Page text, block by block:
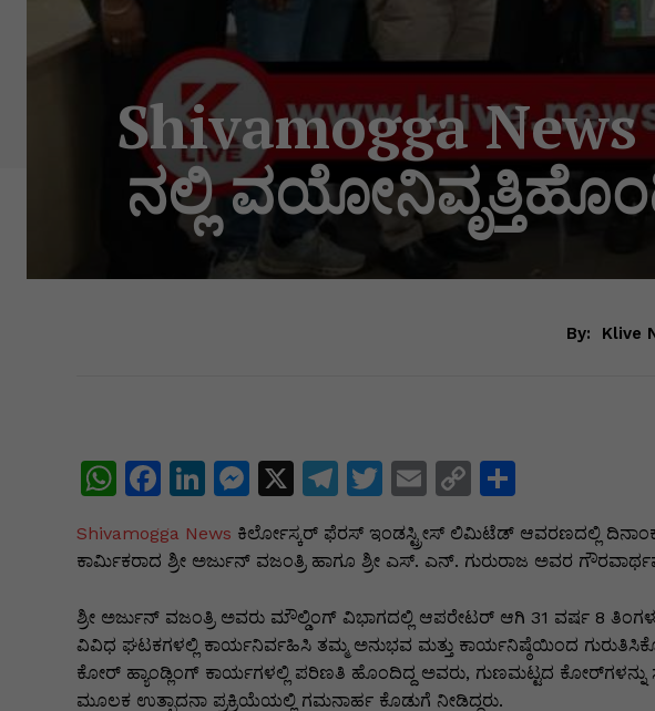
Shivamogga
ನಲ್ಲಿ
By: Klive
W
at
A
p
p
F
c
e
b
o
o
Li
k
dI
n
M
e
s
e
n
g
X
T
e
gr
a
m
T
itt
E
ai
C
o
p
Li
n
k
S
ar
Shivamogga News ಕಿರ್ಲೋಸ್ಕರ್ ಫೆರಸ್ ಇಂಡಸ್ಟ್ರೀಸ್ ಲಿಮಿಟೆಡ್ ಆವರಣದಲ್ಲಿ
ಕಾರ್ಮಿಕರಾದ ಶ್ರೀ ಅರ್ಜುನ್ ವಜಂತ್ರಿ ಹಾಗೂ ಶ್ರೀ ಎಸ್. ಎನ್. ಗುರುರಾಜ ಅವರ
ಶ್ರೀ ಅರ್ಜುನ್ ವಜಂತ್ರಿ ಅವರು ಮೌಲ್ಡಿಂಗ್ ವಿಭಾಗದಲ್ಲಿ ಆಪರೇಟರ್ ಆಗಿ 31 ವರ್ಷ 8
ವಿವಿಧ ಘಟಕಗಳಲ್ಲಿ ಕಾರ್ಯನಿರ್ವಹಿಸಿ ತಮ್ಮ ಅನುಭವ ಮತ್ತು ಕಾರ್ಯನಿಷ್ಠೆಯಿಂದ
ಕೋರ್ ಹ್ಯಾಂಡ್ಲಿಂಗ್ ಕಾರ್ಯಗಳಲ್ಲಿ ಪರಿಣತಿ ಹೊಂದಿದ್ದ ಅವರು, ಗುಣಮಟ್ಟದ
ಮೂಲಕ ಉತ್ಪಾದನಾ ಪ್ರಕ್ರಿಯೆಯಲ್ಲಿ ಗಮನಾರ್ಹ ಕೊಡುಗೆ ನೀಡಿದ್ದರು.